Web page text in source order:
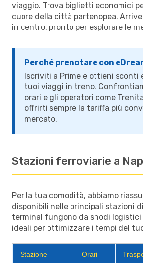
viaggio. Trova biglietti economici
cuore della città partenopea.
in centro, pronto per esplorare le
Perché prenotare con
Iscriviti a Prime e ottieni sconti
tuoi viaggi in treno.
orari e gli operatori come
offrirti sempre la tariffa più
mercato.
Stazioni ferroviarie a
Per la tua comodità, abbiamo
disponibili nelle principali stazioni di
terminal fungono da snodi
ideali per ottimizzare i tempi del
Stazione Orari